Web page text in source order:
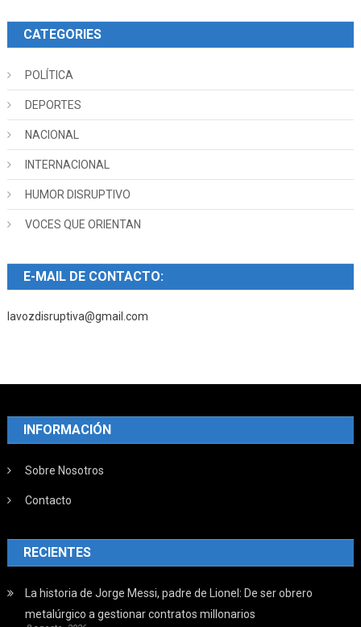
CATEGORIES
POLÍTICA
DEPORTES
NACIONAL
INTERNACIONAL
HUMOR DISRUPTIVO
VOCES QUE ORIENTAN
E-MAIL DE CONTACTO:
lavozdisruptiva@gmail.com
INFORMACIÓN
Sobre Nosotros
Contacto
RECIENTES
La historia de Jorge Messi, padre de Lionel: De ser obrero
metalúrgico a gestionar contratos millonarios